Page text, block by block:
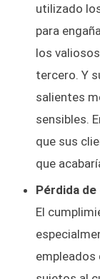
utilizado
para
los
tercero. Y
salientes
sensibles.
que sus
que
Pérdida
El
empleados